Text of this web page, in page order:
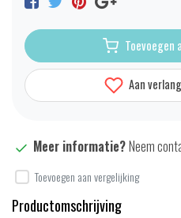
Toevoegen
Aan
Meer informatie?Neem
Toevoegen aan vergelijking
Productomschrijving